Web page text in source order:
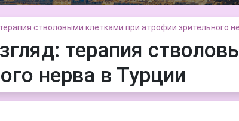
стволовыми клетками при атрофии зрительного
терапия
нерва в Турции